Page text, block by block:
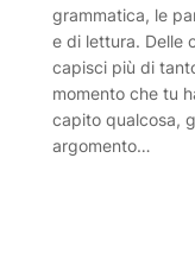
grammatica, le
e di lettura. Delle
capisci più di
momento che tu
capito qualcosa,
argomento…